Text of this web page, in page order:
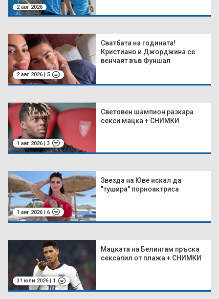
2 авг 2026
2 авг 2026 | 5
Сватбата на годината!
Кристиано и Джорджина се
венчаят във Фуншал
1 авг 2026 | 3
Световен шампион разкара
секси мацка + СНИМКИ
1 авг 2026 | 6
Звезда на Юве искал да
"тушира" порноактриса
31 юли 2026 | 1
Мацката на Белингам пръска
сексапил от плажа + СНИМКИ